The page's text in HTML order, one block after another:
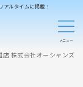
ルタイムに掲載！
株式会社オーシャンズ